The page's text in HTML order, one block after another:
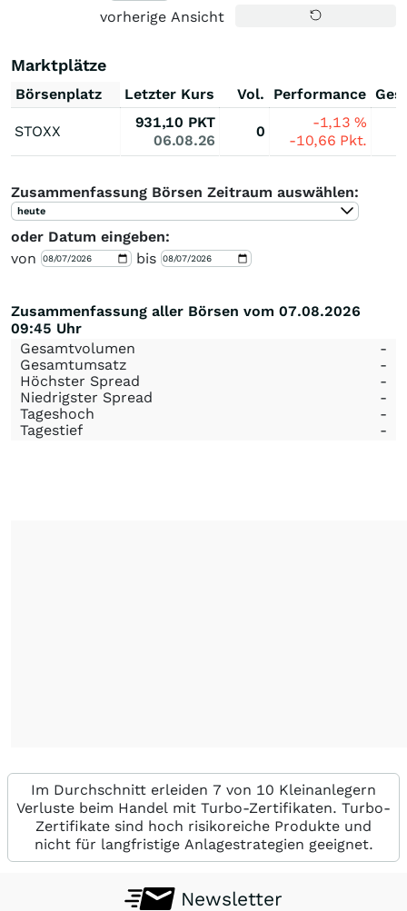
vorherige Ansicht
Marktplätze
Börsenplatz Letzter Kurs Vol. Performance
STOXX
931,10 PKT
06.08.26
0
-1,13%
-10,66 Pkt.
Zusammenfassung Börsen Zeitraum auswählen:
heute
oder Datum eingeben:
von
bis
Zusammenfassung aller Börsen vom 07.08.2026
09:45 Uhr
Gesamtvolumen
-
Gesamtumsatz
-
Höchster Spread
-
Niedrigster Spread
-
Tageshoch
-
Tagestief
-
Im Durchschnitt erleiden 7 von 10 Kleinanlegern
Verluste beim Handel mit Turbo-Zertifikaten. Turbo-
Zertifikate sind hoch risikoreiche Produkte und
nicht für langfristige Anlagestrategien geeignet.
Newsletter